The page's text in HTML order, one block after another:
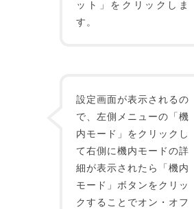
ット」をクリックしま
す。
設定画面が表示されるの
で、左側メニューの「機
内モード」をクリックし
て右側に機内モードの詳
細が表示されたら「機内
モード」ボタンをクリッ
クすることでオン・オフ